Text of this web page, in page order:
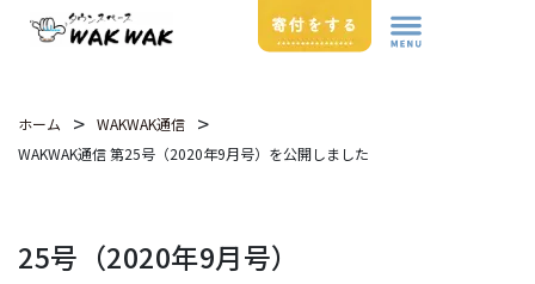
ホーム > WAKWAK通信 >
WAKWAK通信 第25号（2020年9月号）を公開しました
25号（2020年9月号）